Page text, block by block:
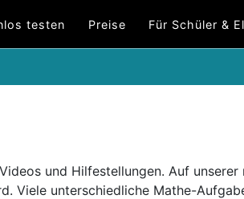
testen Preise Für Schüler &
und Hilfestellungen. Auf
Viele unterschiedliche Mathe-